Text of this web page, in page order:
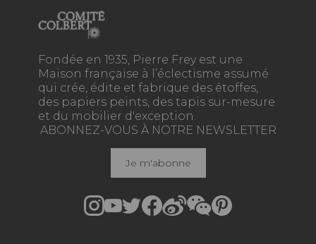
Fondée en 1935, Pierre Frey est une
Maison française à l’éclectisme assumé
qui crée, édite et fabrique des étoffes,
des papiers peints, des tapis sur-mesure
et du mobilier d'exception.
ABONNEZ-VOUS À NOTRE NEWSLETTER
Je m'abonne